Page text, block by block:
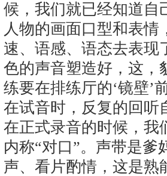
候，我们就已经知道自
人物的画面口型和表
速、语感、语态去表现
色的声音塑造好，这，
练要在排练厅的‘镜壁’
在试音时，反复的回听
在正式录音的时候，我
内称“对口”。声带是
声、看片酌情，这是熟